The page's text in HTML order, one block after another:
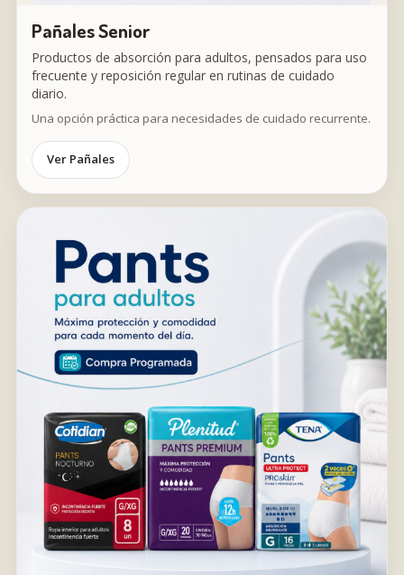
Pañales Senior
Productos de absorción para adultos, pensados para uso
frecuente y reposición regular en rutinas de cuidado
diario.
Una opción práctica para necesidades de cuidado recurrente.
Ver Pañales